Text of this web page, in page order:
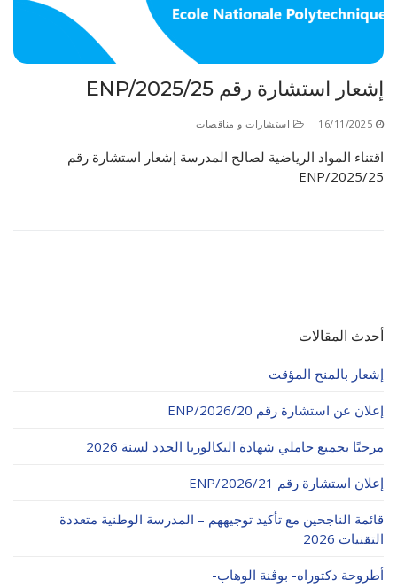
الأقــســــام الـتـحــضـيـريـــة
البرنامج الدراسي
عروض التكوين
التربصات
الشهادات
نماذج ما بعد التدرج
إشعار استشارة رقم 25/ENP/2025
16/11/2025 استشارات و مناقصات
اقتناء المواد الرياضية لصالح المدرسة إشعار استشارة رقم
25/ENP/2025
أحدث المقالات
إشعار بالمنح المؤقت
إعلان عن استشارة رقم 20/ENP/2026
مرحبًا بجميع حاملي شهادة البكالوريا الجدد لسنة 2026
إعلان استشارة رقم 21/ENP/2026
قائمة الناجحين مع تأكيد توجيههم – المدرسة الوطنية متعددة
التقنيات 2026
أطروحة دكتوراه- بوڨنة الوهاب-